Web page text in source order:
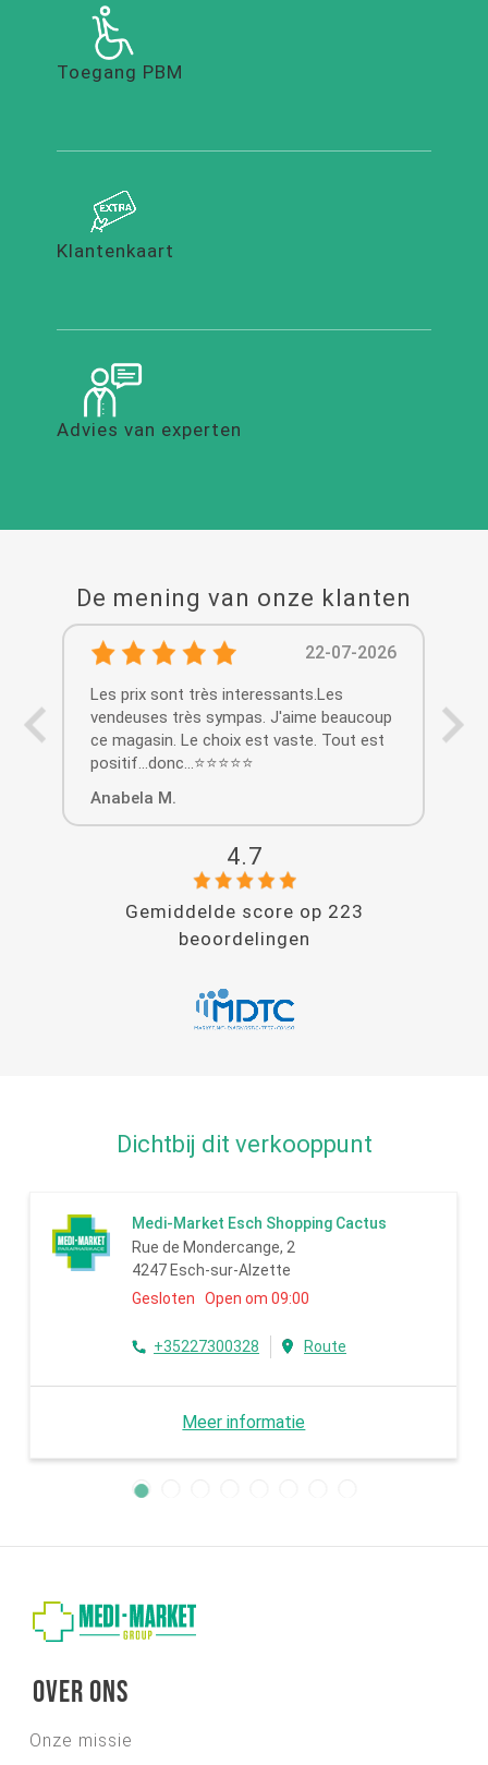
Toegang PBM
Klantenkaart
Advies van experten
De mening van onze klanten
22-07-2026
Les prix sont très interessants.Les
vendeuses très sympas. J'aime beaucoup
ce magasin. Le choix est vaste. Tout est
positif...donc...⭐️⭐️⭐️⭐️⭐️
Anabela M.
4.7
Gemiddelde score op 223
beoordelingen
Dichtbij dit verkooppunt
Medi-Market Esch Shopping Cactus
Rue de Mondercange, 2
4247 Esch-sur-Alzette
Gesloten Open om 09:00
+35227300328 Route
Meer informatie
Over ons
Onze missie